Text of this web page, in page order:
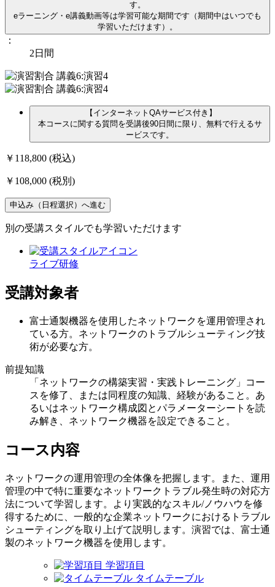
す。
eラーニング・e講義動画等は学習可能な期間です（期間中はいつでも
学習いただけます）。
：
2日間
【インターネットQAサービス付き】
本コースに関する質問を受講後90日間に限り、無料で行えるサ
ービスです。
￥118,800 (税込)
￥108,000 (税別)
申込み（日程選択）へ進む
別の受講スタイルでも学習いただけます
ライブ研修
受講対象者
富士通製機器を使用したネットワークを運用管理され
ている方。ネットワークのトラブルシューティング技
術が必要な方。
前提知識
「ネットワークの構築実習・実践トレーニング」コー
スを修了、または同程度の知識、経験があること。あ
るいはネットワーク構成図とパラメーターシートを読
み解き、ネットワーク機器を設定できること。
コース内容
ネットワークの運用管理の全体像を把握します。また、運用
管理の中で特に重要なネットワークトラブル発生時の対応方
法について学習します。より実践的なスキル/ノウハウを修
得するために、一般的な企業ネットワークにおけるトラブル
シューティングを取り上げて説明します。演習では、富士通
製のネットワーク機器を使用します。
学習項目
タイムテーブル